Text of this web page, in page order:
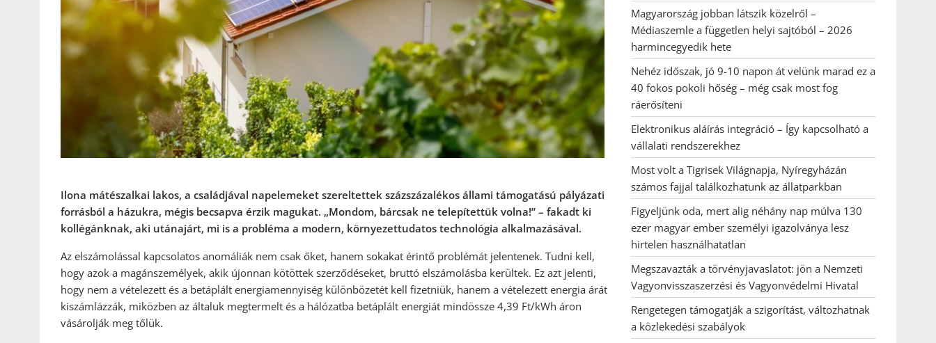
Ilona mátészalkai lakos, a családjával napelemeket szereltettek százszázalékos állami támogatású pályázati
forrásból a házukra, mégis becsapva érzik magukat. „Mondom, bárcsak ne telepítettük volna!” – fakadt ki
kollégánknak, aki utánajárt, mi is a probléma a modern, környezettudatos technológia alkalmazásával.
Az elszámolással kapcsolatos anomáliák nem csak őket, hanem sokakat érintő problémát jelentenek. Tudni kell,
hogy azok a magánszemélyek, akik újonnan kötöttek szerződéseket, bruttó elszámolásba kerültek. Ez azt jelenti,
hogy nem a vételezett és a betáplált energiamennyiség különbözetét kell fizetniük, hanem a vételezett energia árát
kiszámlázzák, miközben az általuk megtermelt és a hálózatba betáplált energiát mindössze 4,39 Ft/kWh áron
vásárolják meg tőlük.
Magyarország jobban látszik közelről –
Médiaszemle a független helyi sajtóból – 2026
harmincegyedik hete
Nehéz időszak, jó 9-10 napon át velünk marad ez a
40 fokos pokoli hőség – még csak most fog
ráerősíteni
Elektronikus aláírás integráció – Így kapcsolható a
vállalati rendszerekhez
Most volt a Tigrisek Világnapja, Nyíregyházán
számos fajjal találkozhatunk az állatparkban
Figyeljünk oda, mert alig néhány nap múlva 130
ezer magyar ember személyi igazolványa lesz
hirtelen használhatatlan
Megszavazták a törvényjavaslatot: jön a Nemzeti
Vagyonvisszaszerzési és Vagyonvédelmi Hivatal
Rengetegen támogatják a szigorítást, változhatnak
a közlekedési szabályok